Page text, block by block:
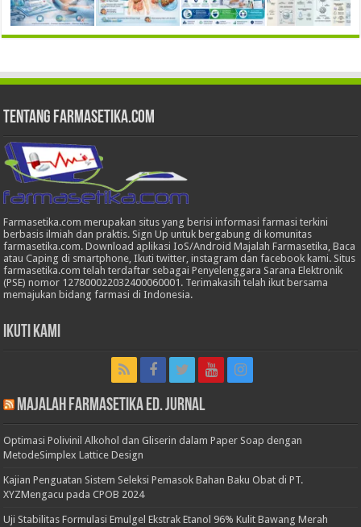
Tentang Farmasetika.com
Farmasetika.com merupakan situs yang berisi informasi farmasi terkini
berbasis ilmiah dan praktis. Sign Up untuk bergabung di komunitas
farmasetika.com. Download aplikasi IoS/Android Majalah Farmasetika, Baca
atau Caping di smartphone, Ikuti twitter, instagram dan facebook kami. Situs
farmasetika.com telah terdaftar sebagai Penyelenggara Sarana Elektronik
(PSE) nomor 127800022032400060001. Terimakasih telah ikut bersama
memajukan bidang farmasi di Indonesia.
Ikuti Kami
Majalah Farmasetika Ed. Jurnal
Optimasi Polivinil Alkohol dan Gliserin dalam Paper Soap dengan
MetodeSimplex Lattice Design
Kajian Penguatan Sistem Seleksi Pemasok Bahan Baku Obat di PT.
XYZMengacu pada CPOB 2024
Uji Stabilitas Formulasi Emulgel Ekstrak Etanol 96% Kulit Bawang Merah